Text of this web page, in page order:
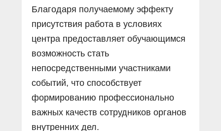
Благодаря получаемому эффекту
присутствия работа в условиях
центра предоставляет обучающимся
возможность стать
непосредственными участниками
событий, что способствует
формированию профессионально
важных качеств сотрудников органов
внутренних дел.